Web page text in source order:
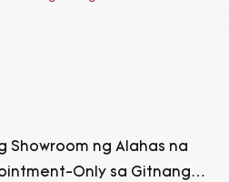
Showroom ng Alahas na
Only sa Gitnang